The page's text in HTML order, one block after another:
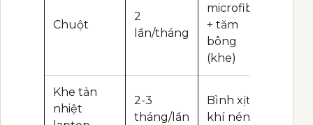
Chuột
2
lần/tháng
microfiber
+ tăm
bông
(khe)
Khe tản
nhiệt
2-3
tháng/lần
Bình xịt
khí nén